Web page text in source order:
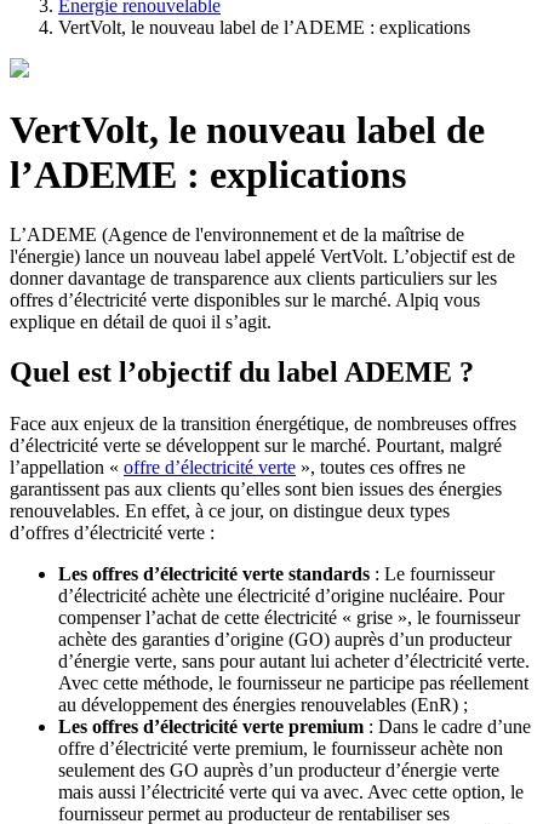
Énergie renouvelable
VertVolt, le nouveau label de l’ADEME : explications
VertVolt, le nouveau label de
l’ADEME : explications
L’ADEME (Agence de l'environnement et de la maîtrise de
l'énergie) lance un nouveau label appelé VertVolt. L’objectif est de
donner davantage de transparence aux clients particuliers sur les
offres d’électricité verte disponibles sur le marché. Alpiq vous
explique en détail de quoi il s’agit.
Quel est l’objectif du label ADEME ?
Face aux enjeux de la transition énergétique, de nombreuses offres
d’électricité verte se développent sur le marché. Pourtant, malgré
l’appellation « offre d’électricité verte », toutes ces offres ne
garantissent pas aux clients qu’elles sont bien issues des énergies
renouvelables. En effet, à ce jour, on distingue deux types
d’offres d’électricité verte :
Les offres d’électricité verte standards : Le fournisseur
d’électricité achète une électricité d’origine nucléaire. Pour
compenser l’achat de cette électricité « grise », le fournisseur
achète des garanties d’origine (GO) auprès d’un producteur
d’énergie verte, sans pour autant lui acheter d’électricité verte.
Avec cette méthode, le fournisseur ne participe pas réellement
au développement des énergies renouvelables (EnR) ;
Les offres d’électricité verte premium : Dans le cadre d’une
offre d’électricité verte premium, le fournisseur achète non
seulement des GO auprès d’un producteur d’énergie verte
mais aussi l’électricité verte qui va avec. Avec cette option, le
fournisseur permet au producteur de rentabiliser ses